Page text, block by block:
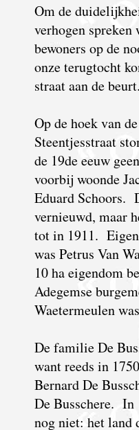
Om de
verhogen spreken
bewoners op de
onze terugtocht
straat aan de beurt.
Op de hoek van
Steentjesstraat
de 19de eeuw
voorbij woonde
Eduard Schoors.
vernieuwd, maar
tot in 1911.
was Petrus Van
10 ha eigendom
Adegemse
Waetermeulen
De familie De
want reeds in
Bernard De
De Busschere. In
nog niet: het land